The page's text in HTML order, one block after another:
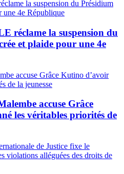
réclame la suspension du
et plaide pour une 4e
accuse Grâce
les véritables priorités de